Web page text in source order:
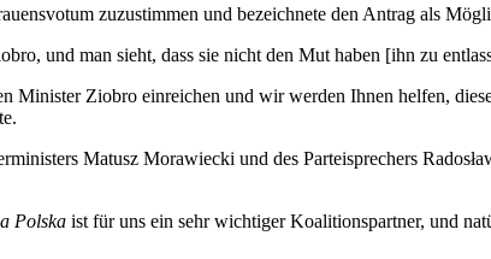
zuzustimmen und bezeichnete den Antrag als
und man sieht, dass sie nicht den Mut haben [ihn zu
Minister Ziobro einreichen und wir werden Ihnen helfen,
Matusz Morawiecki und des Parteisprechers
Polska ist für uns ein sehr wichtiger Koalitionspartner, und